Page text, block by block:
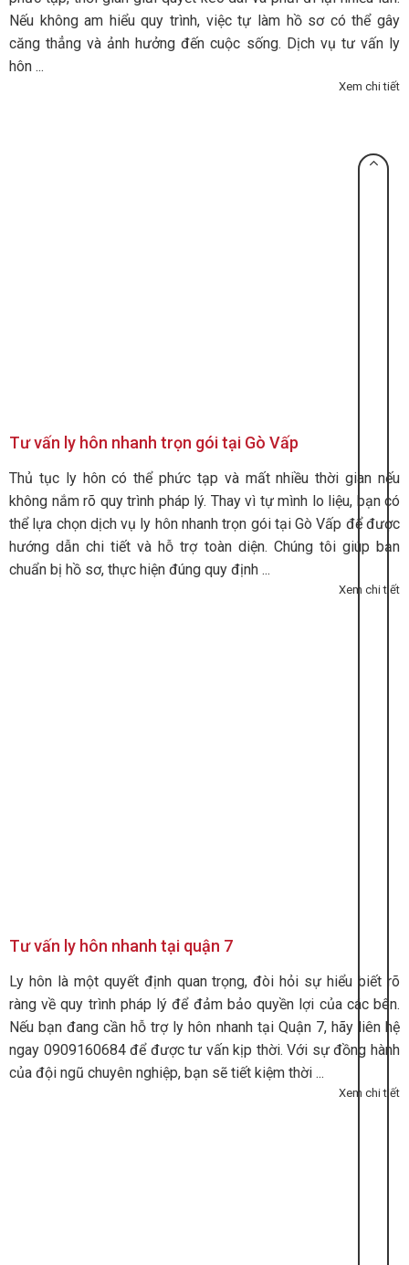
Nếu không am hiểu quy trình, việc tự làm hồ sơ có thể gây
căng thẳng và ảnh hưởng đến cuộc sống. Dịch vụ tư vấn ly
hôn ...
Xem chi tiết
Tư vấn ly hôn nhanh trọn gói tại Gò Vấp
Thủ tục ly hôn có thể phức tạp và mất nhiều thời gian nếu
không nắm rõ quy trình pháp lý. Thay vì tự mình lo liệu, bạn có
thể lựa chọn dịch vụ ly hôn nhanh trọn gói tại Gò Vấp để được
hướng dẫn chi tiết và hỗ trợ toàn diện. Chúng tôi giúp bạn
chuẩn bị hồ sơ, thực hiện đúng quy định ...
Xem chi tiết
Tư vấn ly hôn nhanh tại quận 7
Ly hôn là một quyết định quan trọng, đòi hỏi sự hiểu biết rõ
ràng về quy trình pháp lý để đảm bảo quyền lợi của các bên.
Nếu bạn đang cần hỗ trợ ly hôn nhanh tại Quận 7, hãy liên hệ
ngay 0909160684 để được tư vấn kịp thời. Với sự đồng hành
của đội ngũ chuyên nghiệp, bạn sẽ tiết kiệm thời ...
Xem chi tiết